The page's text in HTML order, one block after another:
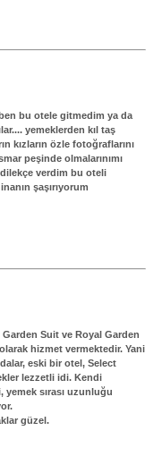
bu otele gitmedim ya da
yemeklerden kıl taş
kızların özle fotoğraflarını
peşinde olmalarınımı
verdim bu oteli
şaşırıyorum
Suit ve Royal Garden
hizmet vermektedir. Yani
eski bir otel, Select
lezzetli idi. Kendi
sırası uzunluğu
güzel.